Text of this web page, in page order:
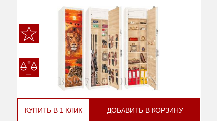
КУПИТЬ В 1 КЛИК ДОБАВИТЬ В КОРЗИНУ